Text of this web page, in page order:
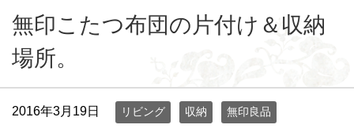
無印こたつ布団の片付け＆収納
場所。
2016年3月19日 リビング 収納 無印良品